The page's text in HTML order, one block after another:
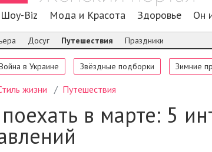
Шоу-Biz Мода и Красота Здоровье Он
Досуг Путешествия Праздники
в Украине Звёздные подборки Зимние
жизни Путешествия
в марте: 5